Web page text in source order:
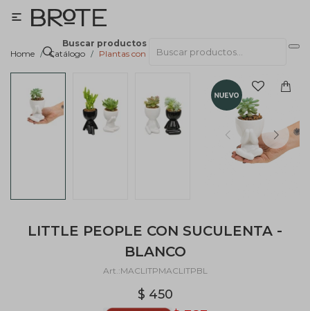
Buscar productos

Home Catálogo Plantas con macetas
LITTLE PEOPLE CON SUCULENTA -
BLANCO
MACLITPMACLITPBL
$ 450